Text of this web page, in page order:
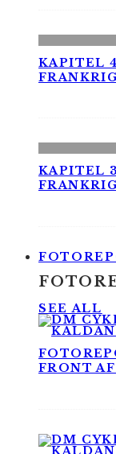
KAPITEL
KAPITEL
SEE ALL
FRONT